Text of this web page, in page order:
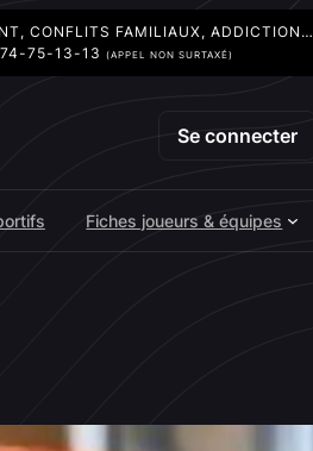
CONFLITS FAMILIAUX, ADDICTION…
75-13-13 (APPEL NON SURTAXÉ)
Se connecter
Fiches joueurs & équipes